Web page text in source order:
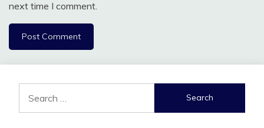
next time I comment.
for: